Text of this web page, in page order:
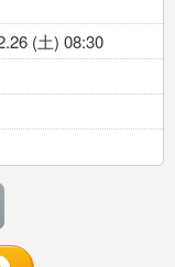
(土) 08:30